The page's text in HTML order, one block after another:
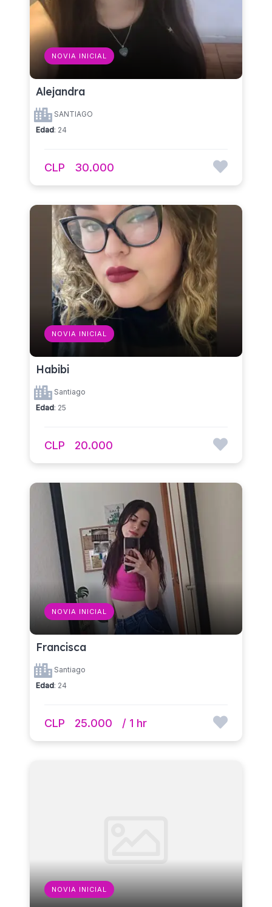
NOVIA INICIAL
Alejandra
SANTIAGO
Edad: 24
CLP 30.000
NOVIA INICIAL
Habibi
Santiago
Edad: 25
CLP 20.000
NOVIA INICIAL
Francisca
Santiago
Edad: 24
CLP 25.000 / 1 hr
NOVIA INICIAL